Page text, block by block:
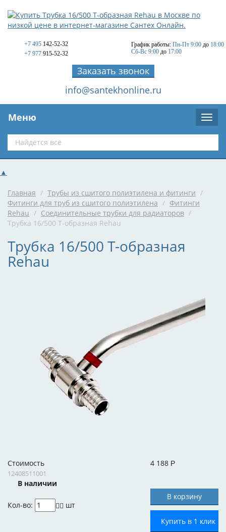
+7 495 142-52-32
+7 977 915-52-32
График работы: Пн-Пт 9:00 до 18:00
Сб-Вс 9:00 до 17:00
Заказать звонок
info@santekhonline.ru
Меню
▲
Главная / Трубы из сшитого полиэтилена и фитинги /
Фитинги для труб из сшитого полиэтилена / Фитинги
Rehau / Соединительные трубки для радиаторов /
Трубка 16/500 Т-образная Rehau
Трубка 16/500 Т-образная
Rehau
Стоимость 4 188 Р
12408511001
В наличии
Кол-во:
шт
Купить в 1 клик